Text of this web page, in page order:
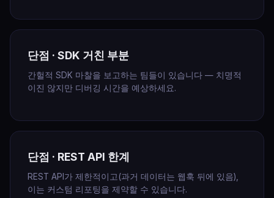
단점 · SDK 거친 부분
간헐적 SDK 마찰을 보고하는 팀들이 있습니다 — 치명적
이진 않지만 디버깅 시간을 예상하세요.
단점 · REST API 한계
REST API가 제한적이고(과거 데이터는 웹훅 뒤에 있음),
이는 커스텀 리포팅을 제약할 수 있습니다.